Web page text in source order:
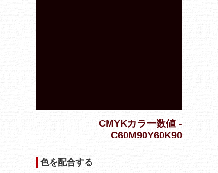
CMYKカラー数値 -
C60M90Y60K90
色を配合する